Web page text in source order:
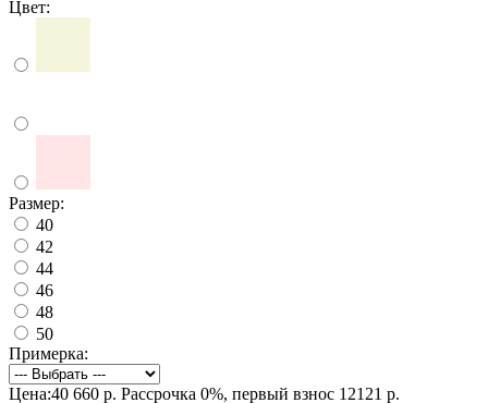
Цвет:
Размер:
40
42
44
46
48
50
Примерка:
Цена:40 660 р. Рассрочка 0%, первый взнос 12121 р.